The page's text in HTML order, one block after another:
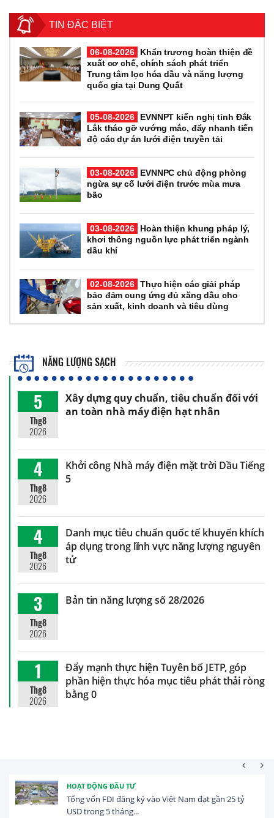
TIN ĐẶC BIỆT
06-08-2026
Khẩn trương hoàn thiện đề
xuất cơ chế, chính sách phát triển
Trung tâm lọc hóa dầu và năng lượng
quốc gia tại Dung Quất
05-08-2026
EVNNPT kiến nghị tỉnh Đắk
Lắk tháo gỡ vướng mắc, đẩy nhanh tiến
độ các dự án lưới điện truyền tải
03-08-2026
EVNNPC chủ động phòng
ngừa sự cố lưới điện trước mùa mưa
bão
03-08-2026
Hoàn thiện khung pháp lý,
khơi thông nguồn lực phát triển ngành
dầu khí
02-08-2026 Thực hiện các giải pháp
bảo đảm cung ứng đủ xăng dầu cho
sản xuất, kinh doanh và tiêu dùng
NĂNG LƯỢNG SẠCH
5
Thg8
2026
Xây dựng quy chuẩn, tiêu chuẩn đối với
an toàn nhà máy điện hạt nhân
4
Thg8
2026
Khởi công Nhà máy điện mặt trời Dầu Tiếng
5
4
Thg8
2026
Danh mục tiêu chuẩn quốc tế khuyến khích
áp dụng trong lĩnh vực năng lượng nguyên
tử
3
Thg8
2026
Bản tin năng lượng số 28/2026
1
Thg8
2026
Đẩy mạnh thực hiện Tuyên bố JETP, góp
phần hiện thực hóa mục tiêu phát thải ròng
bằng 0
HOẠT ĐỘNG ĐẦU TƯ
Tổng vốn FDI đăng ký vào Việt Nam đạt gần 25 tỷ
USD trong 5 tháng...